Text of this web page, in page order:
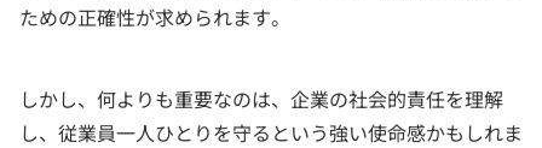
ための正確性が求められます。
しかし、何よりも重要なのは、企業の社会的責任を理解
し、従業員一人ひとりを守るという強い使命感かもしれま